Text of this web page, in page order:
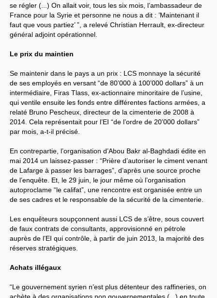
se régler (...) On allait voir, tous les six mois, l’ambassadeur de
France pour la Syrie et personne ne nous a dit : ’Maintenant il
faut que vous partiez’ ”, a relevé Christian Herrault, ex-directeur
général adjoint opérationnel.
Le prix du maintien
Se maintenir dans le pays a un prix : LCS monnaye la sécurité
de ses employés en versant “de 80’000 à 100’000 dollars” à un
intermédiaire, Firas Tlass, ex-actionnaire minoritaire de l’usine,
qui ventile ensuite les fonds entre différentes factions armées, a
relaté Bruno Pescheux, directeur de la cimenterie de 2008 à
2014. Cela représentait pour l’EI “de l’ordre de 20’000 dollars”
par mois, a-t-il précisé.
En contrepartie, l’organisation d’Abou Bakr al-Baghdadi édite en
mai 2014 un laissez-passer : “Prière d’autoriser le ciment venant
de Lafarge à passer les barrages”, d’après une source proche
de l’enquête. Et, le 29 juin, le jour même où l’organisation
autoproclame “le califat”, une rencontre est organisée entre un
de ses cadres et le responsable de la sécurité de la cimenterie.
Les enquêteurs soupçonnent aussi LCS de s’être, sous couvert
de faux contrats de consultants, approvisionné en pétrole
auprès de l’EI qui contrôle, à partir de juin 2013, la majorité des
réserves stratégiques.
Achats illégaux
“Le gouvernement syrien n’est plus détenteur des raffineries, on
achète à des organisations non gouvernementales (...) en toute